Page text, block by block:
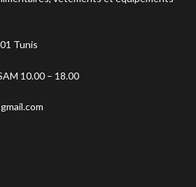
Tunis
10.00 – 18.00